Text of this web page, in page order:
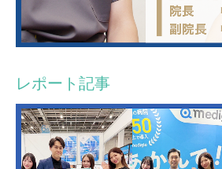
レポート記事